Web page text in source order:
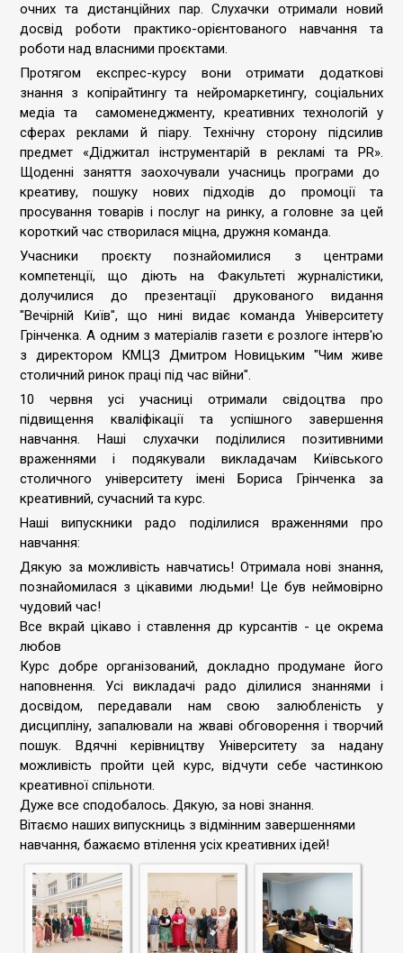
очних та дистанційних пар. Слухачки отримали новий
досвід роботи практико-орієнтованого навчання та
роботи над власними проєктами.
Протягом експрес-курсу вони отримати додаткові
знання з копірайтингу та нейромаркетингу, соціальних
медіа та самоменеджменту, креативних технологій у
сферах реклами й піару. Технічну сторону підсилив
предмет «Діджитал інструментарій в рекламі та PR».
Щоденні заняття заохочували учасниць програми до
креативу, пошуку нових підходів до промоції та
просування товарів і послуг на ринку, а головне за цей
короткий час створилася міцна, дружня команда.
Учасники проєкту познайомилися з центрами
компетенції, що діють на Факультеті журналістики,
долучилися до презентації друкованого видання
"Вечірній Київ", що нині видає команда Університету
Грінченка. А одним з матеріалів газети є розлоге інтерв'ю
з директором КМЦЗ Дмитром Новицьким "Чим живе
столичний ринок праці під час війни".
10 червня усі учасниці отримали свідоцтва про
підвищення кваліфікації та успішного завершення
навчання. Наші слухачки поділилися позитивними
враженнями і подякували викладачам Київського
столичного університету імені Бориса Грінченка за
креативний, сучасний та курс.
Наші випускники радо поділилися враженнями про
навчання:
Дякую за можливість навчатись! Отримала нові знання,
познайомилася з цікавими людьми! Це був неймовірно
чудовий час!
Все вкрай цікаво і ставлення др курсантів - це окрема
любов
Курс добре організований, докладно продумане його
наповнення. Усі викладачі радо ділилися знаннями і
досвідом, передавали нам свою залюбленість у
дисципліну, запалювали на жваві обговорення і творчий
пошук. Вдячні керівництву Університету за надану
можливість пройти цей курс, відчути себе частинкою
креативної спільноти.
Дуже все сподобалось. Дякую, за нові знання.
Вітаємо наших випускниць з відмінним завершеннями
навчання, бажаємо втілення усіх креативних ідей!